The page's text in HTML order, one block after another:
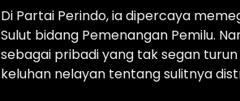
Di Partai Perindo, ia dipercaya
Sulut bidang Pemenangan Pemilu.
sebagai pribadi yang tak segan
keluhan nelayan tentang sulitnya